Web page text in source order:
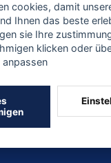
cookies, damit
Ihnen das beste
sie Ihre
klicken oder
anpassen